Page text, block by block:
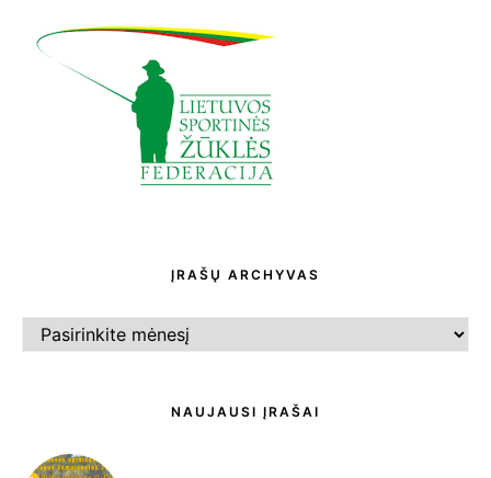
ĮRAŠŲ ARCHYVAS
ARCHYVAS
NAUJAUSI ĮRAŠAI